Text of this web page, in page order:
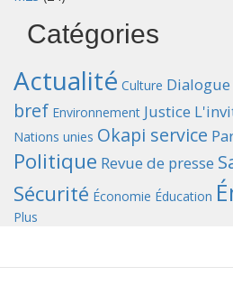
Catégories
Actualité Culture
bref Environnement Justice
Nations unies Okapi service
Politique Revue de presse
Sécurité Économie Éducation
Plus